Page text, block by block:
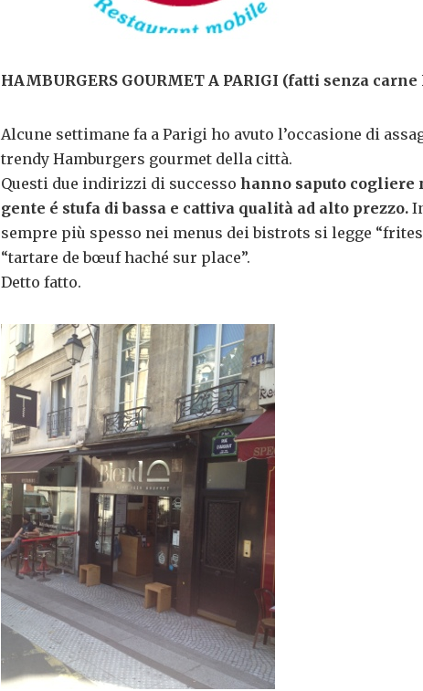
HAMBURGERS GOURMET A PARIGI (fatti senza carne
Alcune settimane fa a Parigi ho avuto l’occasione di
trendy Hamburgers gourmet della città.
Questi due indirizzi di successo hanno saputo cogliere
gente é stufa di bassa e cattiva qualità ad alto prezzo.
sempre più spesso nei menus dei bistrots si legge
“tartare de bœuf haché sur place”.
Detto fatto.